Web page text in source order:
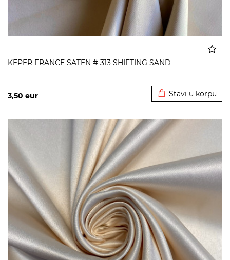
KEPER FRANCE SATEN # 313 SHIFTING SAND
3,50 eur Stavi u korpu